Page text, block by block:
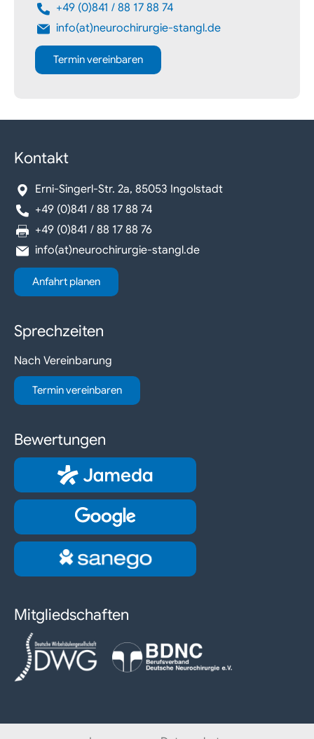
+49 (0)841 / 88 17 88 74
info(at)neurochirurgie-stangl.de
Termin vereinbaren
Kontakt
Erni-Singerl-Str. 2a, 85053 Ingolstadt
+49 (0)841 / 88 17 88 74
+49 (0)841 / 88 17 88 76
info(at)neurochirurgie-stangl.de
Anfahrt planen
Sprechzeiten
Nach Vereinbarung
Termin vereinbaren
Bewertungen
Mitgliedschaften